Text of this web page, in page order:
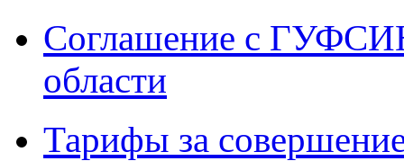
Соглашение с
области
Тарифы за